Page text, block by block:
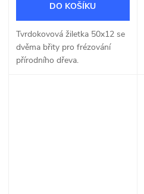
DO KOŠÍKU
Tvrdokovová žiletka 50x12 se
dvěma břity pro frézování
přírodního dřeva.